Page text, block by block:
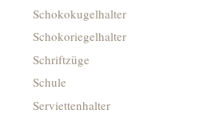
Schokokugelhalter
Schokoriegelhalter
Schriftzüge
Schule
Serviettenhalter